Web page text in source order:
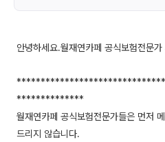
안녕하세요.월재연카페 공식보험전문
**************
월재연카페 공식보험전문가들은 먼저
드리지 않습니다.